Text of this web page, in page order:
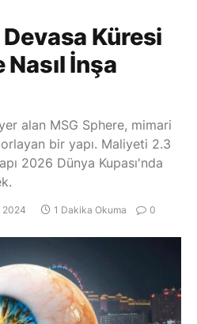
Devasa Küresi
İnşa
alan MSG Sphere, mimari
bir yapı. Maliyeti 2.3
2026 Dünya Kupası'nda
2024 1 Dakika Okuma 0